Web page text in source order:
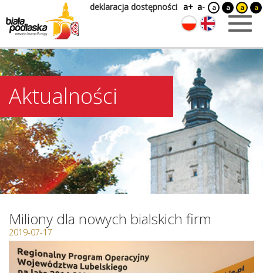
deklaracja dostępności a+ a- a a a a
Aktualności
Miliony dla nowych bialskich firm
2019-07-17